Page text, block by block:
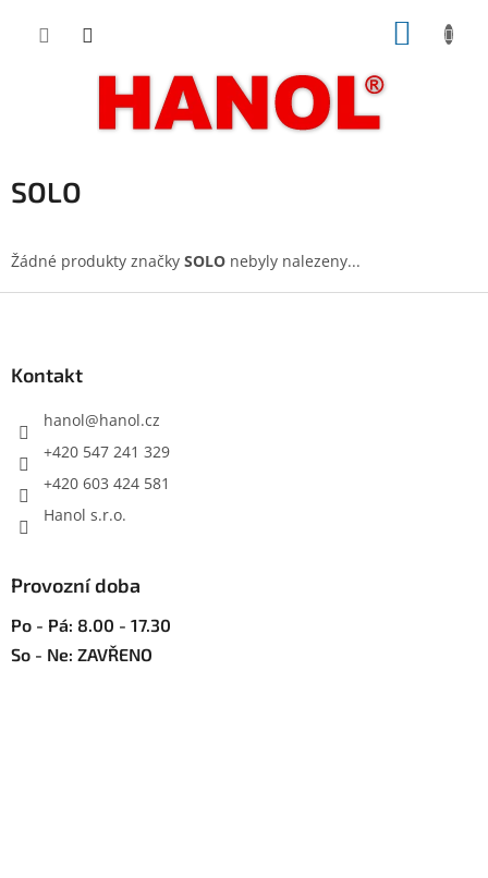
SOLO
Žádné produkty značky SOLO nebyly nalezeny...
Kontakt
hanol@hanol.cz
+420 547 241 329
+420 603 424 581
Hanol s.r.o.
Provozní doba
Po - Pá: 8.00 - 17.30
So - Ne: ZAVŘENO